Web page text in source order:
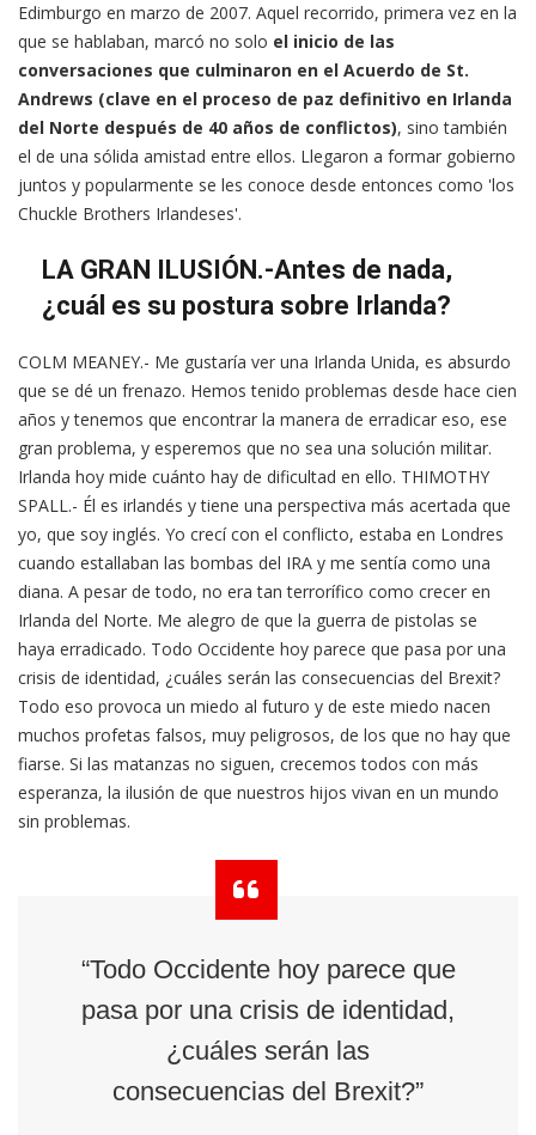
Edimburgo en marzo de 2007. Aquel recorrido, primera vez en la
que se hablaban, marcó no solo el inicio de las
conversaciones que culminaron en el Acuerdo de St.
Andrews (clave en el proceso de paz definitivo en Irlanda
del Norte después de 40 años de conflictos), sino también
el de una sólida amistad entre ellos. Llegaron a formar gobierno
juntos y popularmente se les conoce desde entonces como 'los
Chuckle Brothers Irlandeses'.
LA GRAN ILUSIÓN.-Antes de nada,
¿cuál es su postura sobre Irlanda?
COLM MEANEY.- Me gustaría ver una Irlanda Unida, es absurdo
que se dé un frenazo. Hemos tenido problemas desde hace cien
años y tenemos que encontrar la manera de erradicar eso, ese
gran problema, y esperemos que no sea una solución militar.
Irlanda hoy mide cuánto hay de dificultad en ello. THIMOTHY
SPALL.- Él es irlandés y tiene una perspectiva más acertada que
yo, que soy inglés. Yo crecí con el conflicto, estaba en Londres
cuando estallaban las bombas del IRA y me sentía como una
diana. A pesar de todo, no era tan terrorífico como crecer en
Irlanda del Norte. Me alegro de que la guerra de pistolas se
haya erradicado. Todo Occidente hoy parece que pasa por una
crisis de identidad, ¿cuáles serán las consecuencias del Brexit?
Todo eso provoca un miedo al futuro y de este miedo nacen
muchos profetas falsos, muy peligrosos, de los que no hay que
fiarse. Si las matanzas no siguen, crecemos todos con más
esperanza, la ilusión de que nuestros hijos vivan en un mundo
sin problemas.
“Todo Occidente hoy parece que
pasa por una crisis de identidad,
¿cuáles serán las
consecuencias del Brexit?”